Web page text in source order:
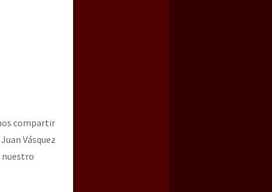
compartir
Vásquez
nuestro